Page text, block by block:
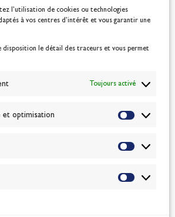
l’utilisation de cookies ou technologies
à vos centres d’intérêt et vous garantir une
disposition le détail des traceurs et vous permet
Toujours activé
et optimisation
VOUS